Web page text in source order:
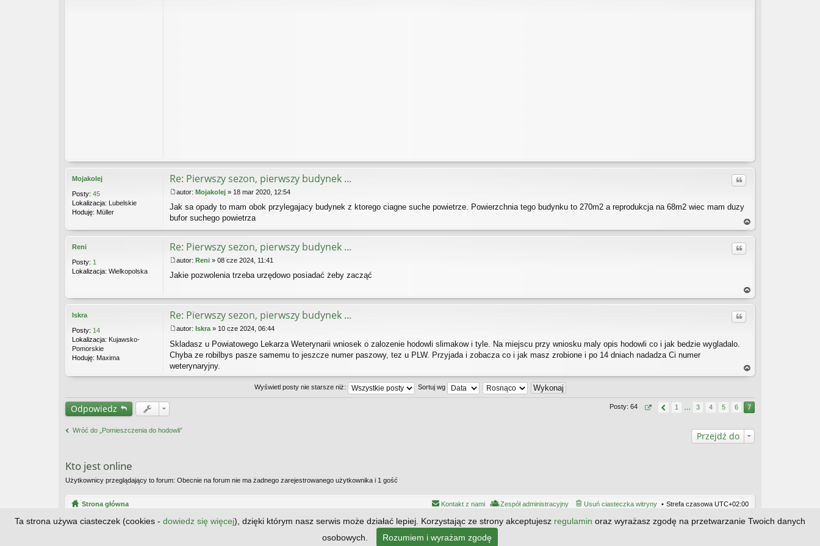
Mojakolej
Posty: 45
Lokalizacja: Lubelskie
Hoduję: Müller
Re: Pierwszy sezon, pierwszy budynek ... Cytuj
o
s
autor: Mojakolej » 18 mar 2020, 12:54
Jak sa opady to mam obok przylegajacy budynek z ktorego ciagne suche powietrze. Powierzchnia tego budynku to 270m2 a reprodukcja na 68m2 wiec mam duzy
bufor suchego powietrza
a
Reni
Posty: 1
Lokalizacja: Wielkopolska
Re: Pierwszy sezon, pierwszy budynek ... Cytuj
o
autor: Reni » 08 cze 2024, 11:41
Jakie pozwolenia trzeba urzędowo posiadać żeby zacząć
a
Iskra
Posty: 14
Lokalizacja: Kujawsko-
Pomorskie
Hoduję: Maxima
Re: Pierwszy sezon, pierwszy budynek ... Cytuj
o
s
autor: Iskra » 10 cze 2024, 06:44
Skladasz u Powiatowego Lekarza Weterynarii wniosek o zalozenie hodowli slimakow i tyle. Na miejscu przy wniosku maly opis hodowli co i jak bedzie wygladalo.
Chyba ze robilbys pasze samemu to jeszcze numer paszowy, tez u PLW. Przyjada i zobacza co i jak masz zrobione i po 14 dniach nadadza Ci numer
weterynaryjny.
a
Wyświetl posty nie starsze niż: Sortuj wg
Odpowiedz Posty: 64 1 3 4 5 6 7
Wróć do „Pomieszczenia do hodowli” Przejdź do
Kto jest online
Użytkownicy przeglądający to forum: Obecnie na forum nie ma żadnego zarejestrowanego użytkownika i 1 gość
Strona główna Strefa czasowa UTC+02:00
Usuń ciasteczka witryny
Zespół administracyjny
Kontakt z nami
phpBB® Forum Software © phpBB Limited | Style by
Polski pakiet językowy dostarczaphpBB.pl
Ta strona używa ciasteczek (cookies - dowiedz się więcej), dzięki którym nasz serwis może działać lepiej. Korzystając ze strony akceptujesz regulamin oraz wyrażasz zgodę na przetwarzanie Twoich danych
osobowych.
Rozumiem i wyrażam zgodę